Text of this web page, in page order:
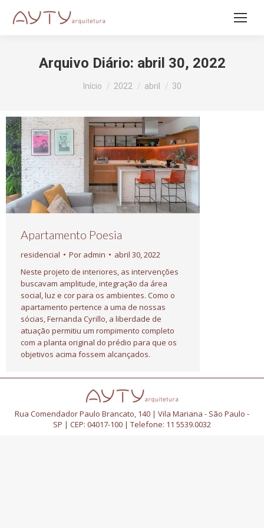
Arquivo Diário: abril 30, 2022
Início 2022 abril 30
Apartamento Poesia
residencial Por admin
abril 30, 2022
Neste projeto de interiores, as intervenções
buscavam amplitude, integração da área
social, luz e cor para os ambientes. Como o
apartamento pertence a uma de nossas
sócias, Fernanda Cyrillo, a liberdade de
atuação permitiu um rompimento completo
com a planta original do prédio para que os
objetivos acima fossem alcançados.
Rua Comendador Paulo Brancato, 140 | Vila Mariana - São Paulo -
SP | CEP: 04017-100 | Telefone: 11 5539.0032